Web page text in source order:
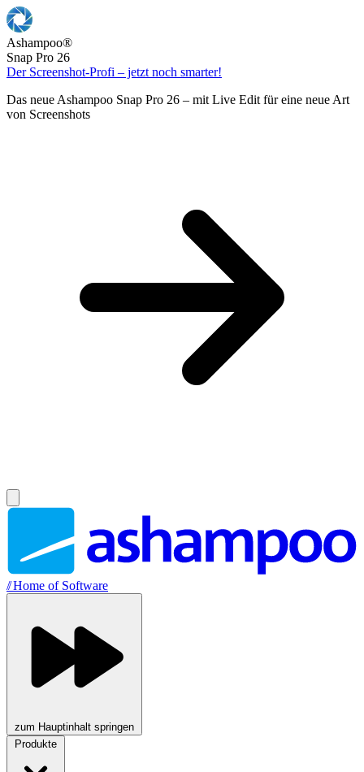
Ashampoo®
Snap Pro 26
Der Screenshot-Profi – jetzt noch smarter!
Das neue Ashampoo Snap Pro 26 – mit Live Edit für eine neue Art
von Screenshots
//Home of Software
zum Hauptinhalt springen
Produkte